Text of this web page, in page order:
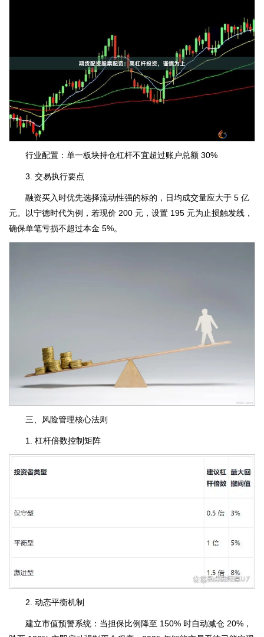
行业配置：单一板块持仓杠杆不宜超过账户总额 30%
3. 交易执行要点
融资买入时优先选择流动性强的标的，日均成交量应大于 5 亿
元。以宁德时代为例，若现价 200 元，设置 195 元为止损触发线，
确保单笔亏损不超过本金 5%。
三、风险管理核心法则
1. 杠杆倍数控制矩阵
2. 动态平衡机制
建立市值预警系统：当担保比例降至 150% 时自动减仓 20%，